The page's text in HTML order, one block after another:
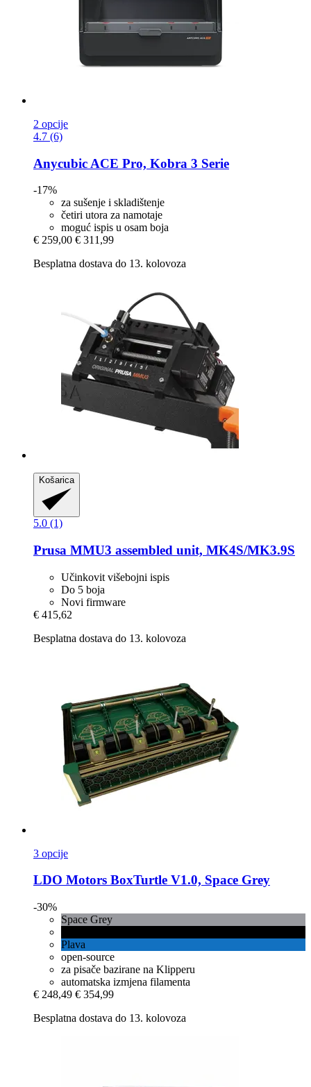
2 opcije
4.7 (6)
Anycubic ACE Pro, Kobra 3 Serie
-17%
za sušenje i skladištenje
četiri utora za namotaje
moguć ispis u osam boja
€ 259,00 € 311,99
Besplatna dostava do 13. kolovoza
Košarica
5.0 (1)
Prusa MMU3 assembled unit, MK4S/MK3.9S
Učinkovit višebojni ispis
Do 5 boja
Novi firmware
€ 415,62
Besplatna dostava do 13. kolovoza
3 opcije
LDO Motors BoxTurtle V1.0, Space Grey
-30%
Space Grey
Plava
open-source
za pisače bazirane na Klipperu
automatska izmjena filamenta
€ 248,49 € 354,99
Besplatna dostava do 13. kolovoza